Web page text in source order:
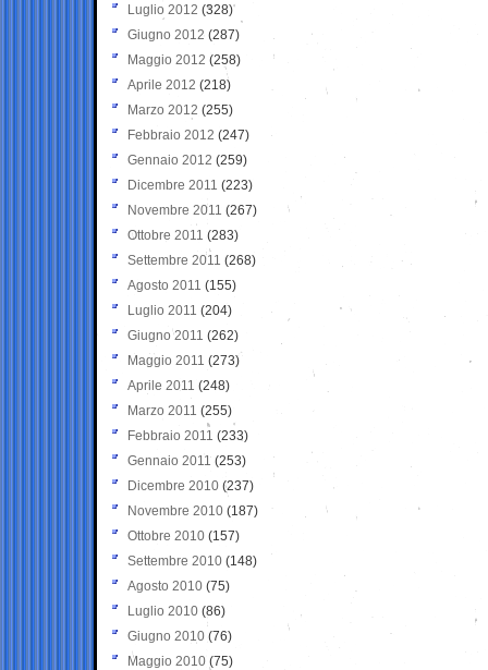
Luglio 2012 (328)
Giugno 2012 (287)
Maggio 2012 (258)
Aprile 2012 (218)
Marzo 2012 (255)
Febbraio 2012 (247)
Gennaio 2012 (259)
Dicembre 2011 (223)
Novembre 2011 (267)
Ottobre 2011 (283)
Settembre 2011 (268)
Agosto 2011 (155)
Luglio 2011 (204)
Giugno 2011 (262)
Maggio 2011 (273)
Aprile 2011 (248)
Marzo 2011 (255)
Febbraio 2011 (233)
Gennaio 2011 (253)
Dicembre 2010 (237)
Novembre 2010 (187)
Ottobre 2010 (157)
Settembre 2010 (148)
Agosto 2010 (75)
Luglio 2010 (86)
Giugno 2010 (76)
Maggio 2010 (75)